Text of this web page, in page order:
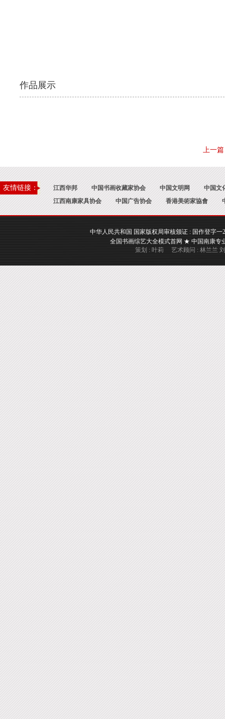
作品展示
上一
友情链接： 江西华邦 中国书画收藏家协会 中国文明网
中国文
江西南康家具协会
中国广告协会 香港美術家協會
中华人民共和国 国家版权局审核颁证 : 国作登字
全国书画综艺大全模式首网 ★ 中国南康
策划 : 叶莉 艺术顾问 : 林兰兰